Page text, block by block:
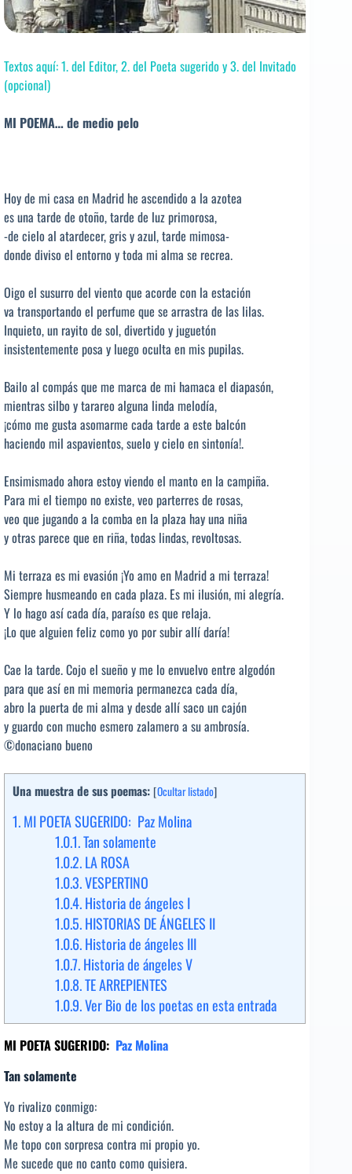
Textos aquí: 1. del Editor, 2. del Poeta sugerido y 3. del Invitado
(opcional)
MI POEMA… de medio pelo
Hoy de mi casa en Madrid he ascendido a la azotea
es una tarde de otoño, tarde de luz primorosa,
-de cielo al atardecer, gris y azul, tarde mimosa-
donde diviso el entorno y toda mi alma se recrea.
Oigo el susurro del viento que acorde con la estación
va transportando el perfume que se arrastra de las lilas.
Inquieto, un rayito de sol, divertido y juguetón
insistentemente posa y luego oculta en mis pupilas.
Bailo al compás que me marca de mi hamaca el diapasón,
mientras silbo y tarareo alguna linda melodía,
¡cómo me gusta asomarme cada tarde a este balcón
haciendo mil aspavientos, suelo y cielo en sintonía!.
Ensimismado ahora estoy viendo el manto en la campiña.
Para mi el tiempo no existe, veo parterres de rosas,
veo que jugando a la comba en la plaza hay una niña
y otras parece que en riña, todas lindas, revoltosas.
Mi terraza es mi evasión ¡Yo amo en Madrid a mi terraza!
Siempre husmeando en cada plaza. Es mi ilusión, mi alegría.
Y lo hago así cada día, paraíso es que relaja.
¡Lo que alguien feliz como yo por subir allí daría!
Cae la tarde. Cojo el sueño y me lo envuelvo entre algodón
para que así en mi memoria permanezca cada día,
abro la puerta de mi alma y desde allí saco un cajón
y guardo con mucho esmero zalamero a su ambrosía.
©donaciano bueno
Una muestra de sus poemas: [Ocultar listado]
1.MI POETA SUGERIDO: Paz Molina
1.0.1.Tan solamente
1.0.2.LA ROSA
1.0.3.VESPERTINO
1.0.4.Historia de ángeles I
1.0.5.HISTORIAS DE ÁNGELES II
1.0.6.Historia de ángeles III
1.0.7.Historia de ángeles V
1.0.8.TE ARREPIENTES
1.0.9.Ver Bio de los poetas en esta entrada
MI POETA SUGERIDO: Paz Molina
Tan solamente
Yo rivalizo conmigo:
No estoy a la altura de mi condición.
Me topo con sorpresa contra mi propio yo.
Me sucede que no canto como quisiera.